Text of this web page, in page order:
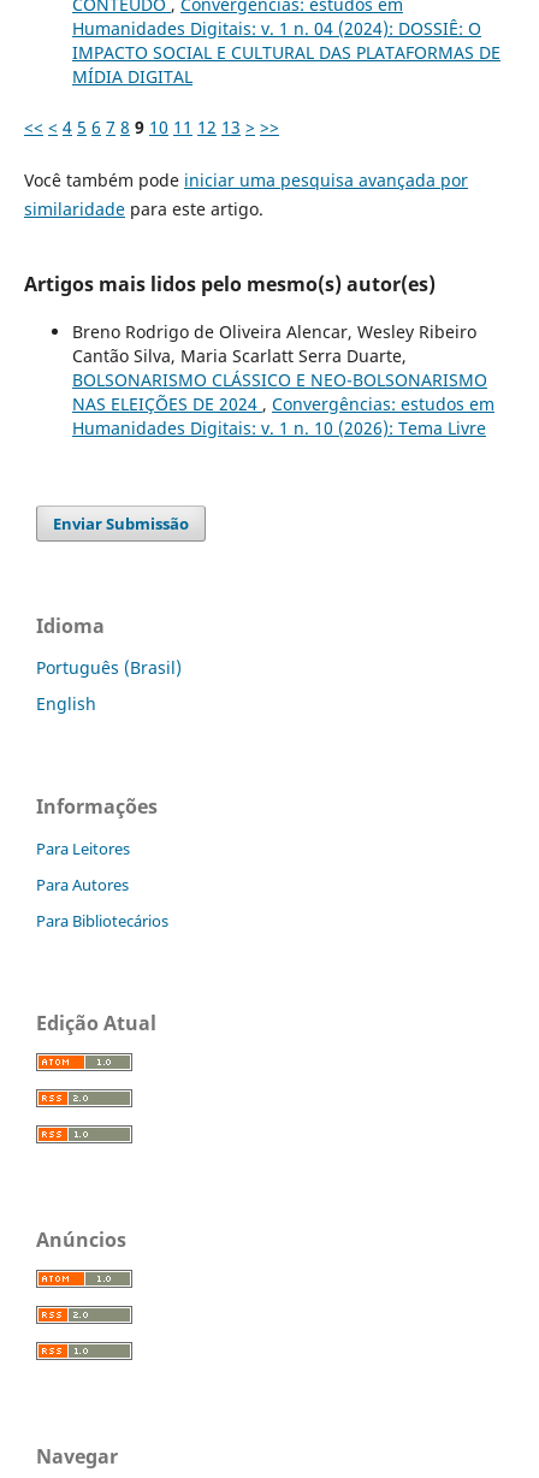
Humanidades Digitais: v. 1 n. 04 (2024): DOSSIÊ: O
IMPACTO SOCIAL E CULTURAL DAS PLATAFORMAS DE
MÍDIA DIGITAL
<< < 4 5 6 7 8 9 10 11 12 13 > >>
Você também pode iniciar uma pesquisa avançada por
similaridadepara este artigo.
Artigos mais lidos pelo mesmo(s) autor(es)
Breno Rodrigo de Oliveira Alencar, Wesley Ribeiro
Cantão Silva, Maria Scarlatt Serra Duarte,
BOLSONARISMO CLÁSSICO E NEO-BOLSONARISMO
NAS ELEIÇÕES DE 2024 , Convergências: estudos em
Humanidades Digitais: v. 1 n. 10 (2026): Tema Livre
Enviar Submissão
Idioma
Português (Brasil)
English
Informações
Para Leitores
Para Autores
Para Bibliotecários
Edição Atual
Anúncios
Navegar